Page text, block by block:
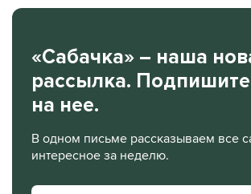
«Сабачка» – наша
рассылка.
на нее.
В одном письме рассказываем все
интересное за неделю.